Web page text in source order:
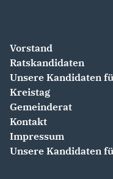
Vorstand
Ratskandidaten
Unsere Kandidaten
Kreistag
Gemeinderat
Kontakt
Impressum
Unsere Kandidaten